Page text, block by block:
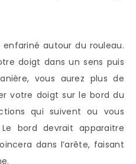
autour du rouleau.
doigt dans un sens puis
vous aurez plus de
votre doigt sur le bord du
qui suivent ou vous
bord devrait apparaitre
dans l’arête, faisant